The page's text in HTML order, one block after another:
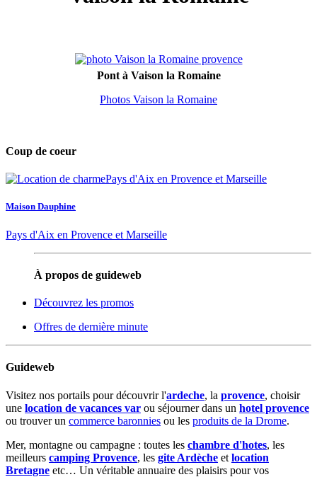
Pont à Vaison la Romaine
Photos Vaison la Romaine
Coup de coeur
Maison Dauphine
Pays d'Aix en Provence et Marseille
À propos de guideweb
Découvrez les promos
Offres de dernière minute
Guideweb
Visitez nos portails pour découvrir l'ardeche, la provence, choisir
une location de vacances var ou séjourner dans un hotel provence
ou trouver un commerce baronnies ou les produits de la Drome.
Mer, montagne ou campagne : toutes les chambre d'hotes, les
meilleurs camping Provence, les gite Ardèche et location
Bretagne etc… Un véritable annuaire des plaisirs pour vos